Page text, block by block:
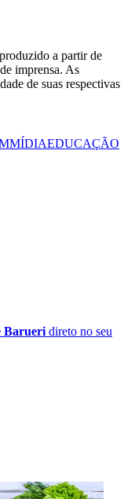
a partir de
imprensa. As
de suas respectivas
MÍDIAEDUCAÇÃO
Barueri direto no seu